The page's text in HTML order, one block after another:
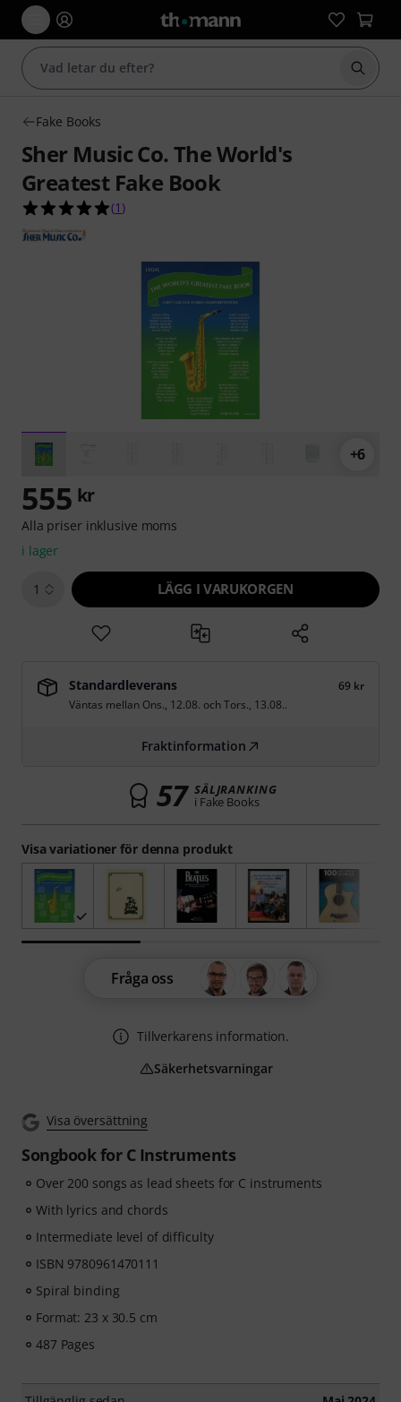
Börja
Fake Books
Sher Music Co. The World's
Greatest Fake Book
5.0 av 5 stjärnor från 1 kundbetyg
(1 )
+6
Visa översättning
Songbook for C Instruments
Over 200 songs as lead sheets for C instruments
With lyrics and chords
Intermediate level of difficulty
ISBN 9780961470111
Spiral binding
Format: 23 x 30.5 cm
487 Pages
Visa variationer för denna produkt
555 kr
Alla priser inklusive moms
i lager
1 LÄGG I VARUKORGEN
Standardleverans
69 kr
Väntas mellan Ons., 12.08. ochTors., 13.08..
Fraktinformation
57 SÄLJRANKING
i Fake Books
Fråga oss
Tillverkarens information.
Säkerhetsvarningar